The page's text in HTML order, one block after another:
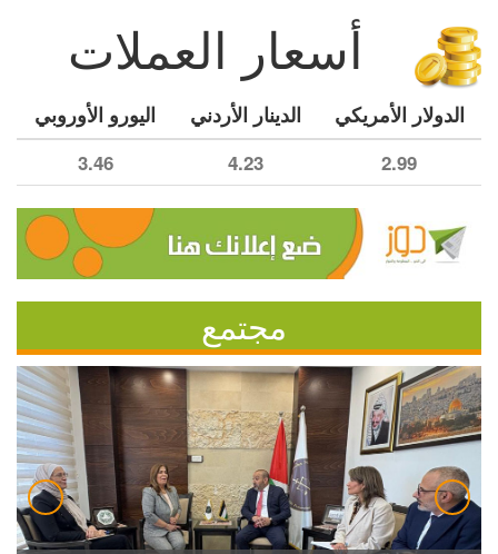
أسعار العملات
الدولار الأمريكي الدينار الأردني اليورو الأوروبي
2.99
4.23
3.46
مجتمع